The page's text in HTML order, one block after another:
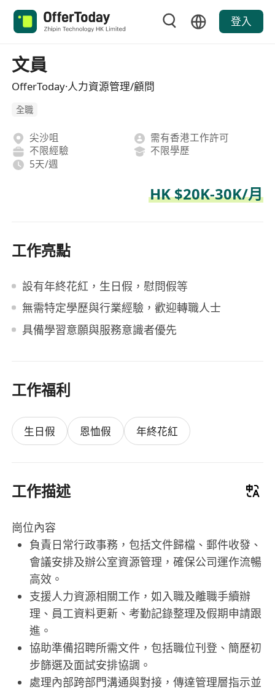
登入
文員
OfferToday·人力資源管理/顧問
全職
尖沙咀
需有香港工作許可
不限經驗
不限學歷
5天/週
HK $20K-30K/月
工作亮點
設有年終花紅，生日假，慰問假等
無需特定學歷與行業經驗，歡迎轉職人士
具備學習意願與服務意識者優先
工作福利
生日假 恩恤假 年終花紅
工作描述
崗位內容
負責日常行政事務，包括文件歸檔、郵件收發、
會議安排及辦公室資源管理，確保公司運作流暢
高效。
支援人力資源相關工作，如入職及離職手續辦
理、員工資料更新、考勤記錄整理及假期申請跟
進。
協助準備招聘所需文件，包括職位刊登、簡歷初
步篩選及面試安排協調。
處理內部跨部門溝通與對接，傳達管理層指示並